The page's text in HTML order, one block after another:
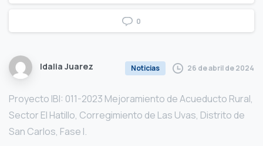
0
Idalia Juarez Noticias 26 de abril de 2024
Proyecto IBI: 011-2023 Mejoramiento de Acueducto Rural,
Sector El Hatillo, Corregimiento de Las Uvas, Distrito de
San Carlos, Fase I.